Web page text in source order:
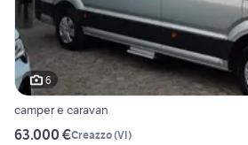
6
camper e caravan
63.000 €Creazzo(VI)